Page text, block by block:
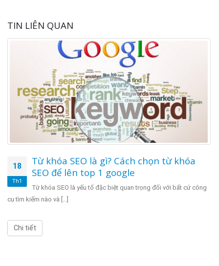
TIN LIÊN QUAN
18
Th1
Từ khóa SEO là gì? Cách chọn từ khóa
SEO để lên top 1 google
Từ khóa SEO là yếu tố đặc biệt quan trọng đối với bất cứ công
cụ tìm kiếm nào và [...]
Chi tiết